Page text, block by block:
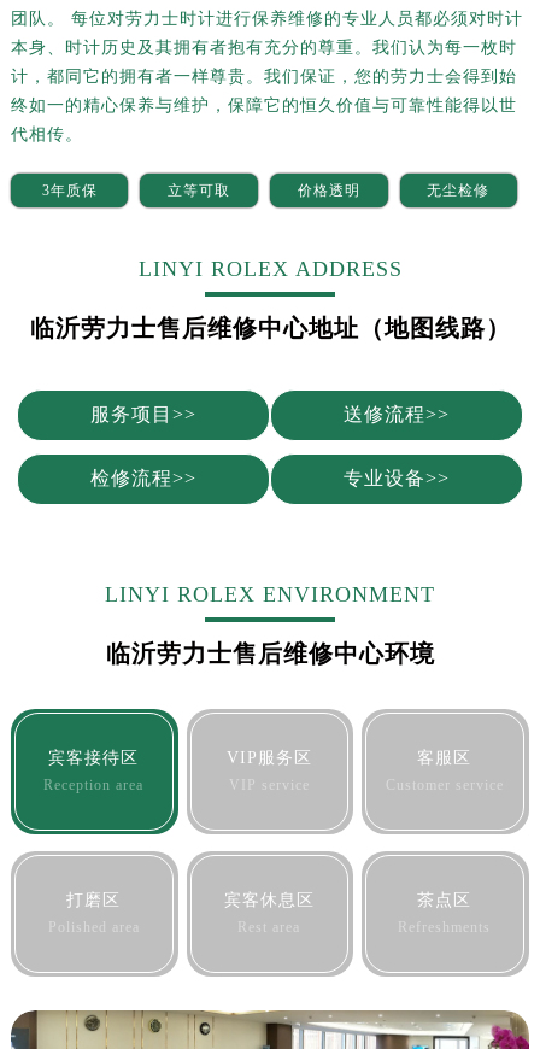
团队。 每位对劳力士时计进行保养维修的专业人员都必须对时计
本身、时计历史及其拥有者抱有充分的尊重。我们认为每一枚时
计，都同它的拥有者一样尊贵。我们保证，您的劳力士会得到始
终如一的精心保养与维护，保障它的恒久价值与可靠性能得以世
代相传。
3年质保 立等可取 价格透明 无尘检修
LINYI ROLEX ADDRESS
临沂劳力士售后维修中心地址（地图线路）
服务项目>> 送修流程>>
检修流程>> 专业设备>>
LINYI ROLEX ENVIRONMENT
临沂劳力士售后维修中心环境
宾客接待区
Reception area
VIP服务区
VIP service
客服区
Customer service
打磨区
Polished area
宾客休息区
Rest area
茶点区
Refreshments